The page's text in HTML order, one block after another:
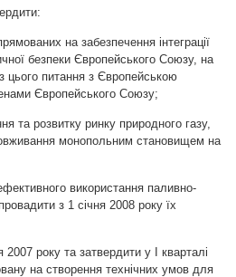
на забезпечення інтеграції
безпеки Європейського Союзу, на
з цього питання з Європейською
Європейського Союзу;
та розвитку ринку природного газу,
монопольним становищем на
використання паливно-
з 1 січня 2008 року їх
2007 року та затвердити у І кварталі
на створення технічних умов для